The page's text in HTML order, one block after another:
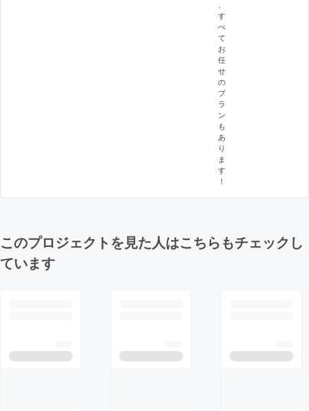
す
べ
て
お
任
せ
の
プ
ラ
ン
も
あ
り
ま
す
！
このプロジェクトを見た人はこちらもチェックし
ています